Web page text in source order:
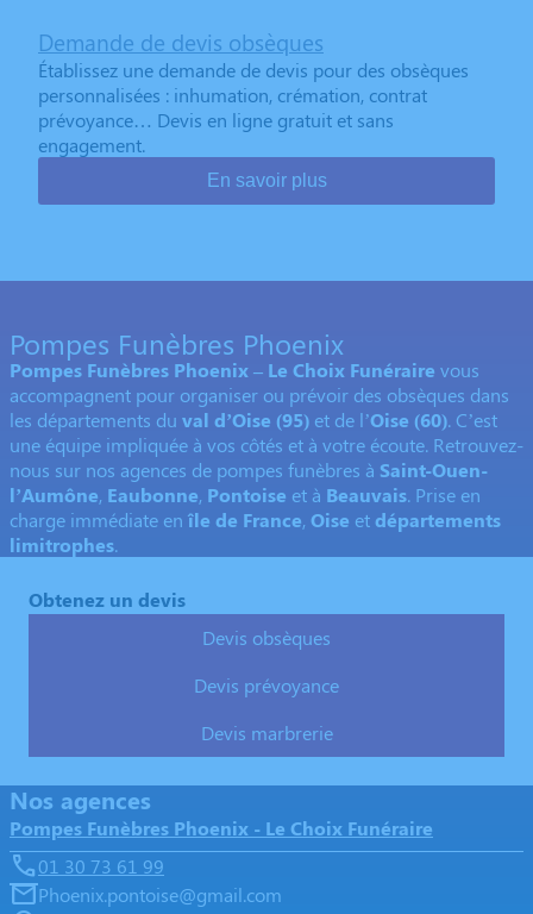
Demande de devis obsèques
Établissez une demande de devis pour des obsèques
personnalisées : inhumation, crémation, contrat
prévoyance… Devis en ligne gratuit et sans
engagement.
En savoir plus
Pompes Funèbres Phoenix
Pompes Funèbres Phoenix – Le Choix Funéraire vous
accompagnent pour organiser ou prévoir des obsèques dans
les départements du val d’Oise (95) et de l’Oise (60). C’est
une équipe impliquée à vos côtés et à votre écoute. Retrouvez-
nous sur nos agences de pompes funèbres à Saint-Ouen-
l’Aumône, Eaubonne, Pontoise et à Beauvais. Prise en
charge immédiate en île de France, Oise etdépartements
limitrophes.
Obtenez un devis
Devis obsèques
Devis prévoyance
Devis marbrerie
Nos agences
Pompes Funèbres Phoenix - Le Choix Funéraire
01 30 73 61 99
Phoenix.pontoise@gmail.com